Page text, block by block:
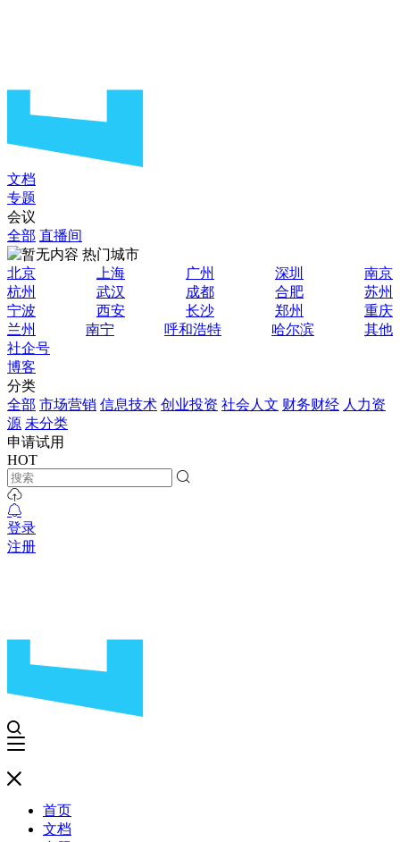
文档
专题
会议
全部 直播间
热门城市
北京
上海 广州 深圳
南京
杭州
武汉 成都 合肥
苏州
宁波
西安 长沙 郑州
重庆
兰州
南宁 呼和浩特 哈尔滨
其他
社企号
博客
分类
全部 市场营销 信息技术 创业投资 社会人文 财务财经 人力资
源 未分类
申请试用
HOT
登录
注册
首页
文档